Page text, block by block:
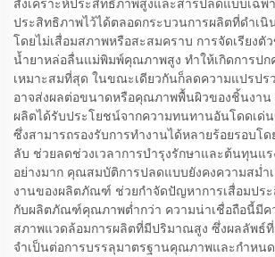
สังเคราะห์ประสิทธิภาพสูงและสารปลดแบบเฉพ
ประสิทธิภาพไว้ได้ตลอดกระบวนการผลิตที่ดำเนิ
โดยไม่เสื่อมสภาพหรือสะสมคราบ การจัดเรียงตั
น้ำยาหล่อลื่นแม่พิมพ์คุณภาพสูง ทำให้เกิดการปก
เหมาะสมที่สุด ในขณะเดียวกันก็ลดความแปรปร
อาจส่งผลต่อขนาดหรือคุณภาพพื้นผิวของชิ้นงาน
ผลิตได้รับประโยชน์จากความทนทานอันโดดเด่
ซึ่งสามารถรองรับการทำงานได้หลายร้อยรอบโด
ลับ ช่วยลดช่วงเวลาการบำรุงรักษาและต้นทุนแร
อย่างมาก คุณสมบัติการปลดแบบยังคงความสม่ำ
งานของผลิตภัณฑ์ ช่วยกำจัดปัญหาการเสื่อมปร
กับผลิตภัณฑ์คุณภาพต่ำกว่า ความน่าเชื่อถือนี้มีค
สภาพแวดล้อมการผลิตที่มีปริมาณสูง ซึ่งผลลัพธ์
จำเป็นต่อการบรรลุมาตรฐานคุณภาพและกำหนด